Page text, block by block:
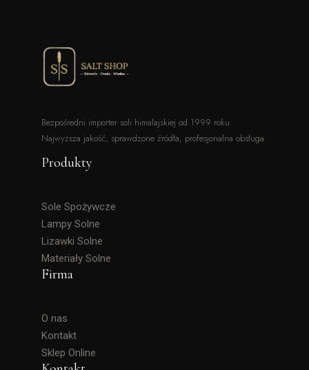
Bezpośredni importer soli himalajskiej od 1999 roku.
Najwyższa jakość, sprawdzone źródła, profesjonalna obsługa.
Produkty
Sole Spożywcze
Lampy Solne
Lizawki Solne
Materiały Solne
Firma
O nas
Kontakt
Sklep Online